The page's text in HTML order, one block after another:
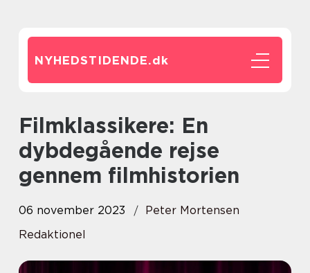
NYHEDSTIDENDE.dk
Filmklassikere: En
dybdegående rejse
gennem filmhistorien
06 november 2023
Peter Mortensen
Redaktionel